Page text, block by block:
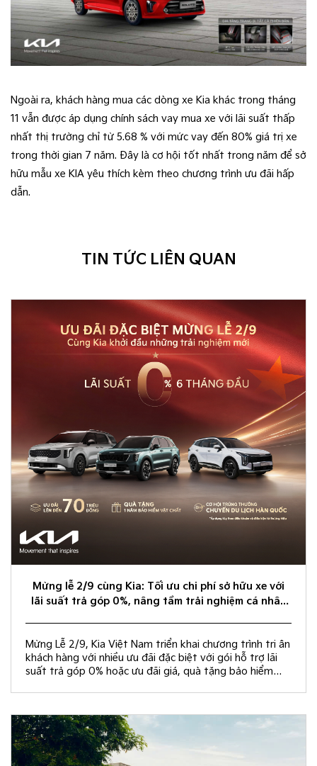
Ngoài ra, khách hàng mua các dòng xe Kia khác trong tháng
11 vẫn được áp dụng chính sách vay mua xe với lãi suất thấp
nhất thị trường chỉ từ 5.68 % với mức vay đến 80% giá trị xe
trong thời gian 7 năm. Đây là cơ hội tốt nhất trong năm để sở
hữu mẫu xe KIA yêu thích kèm theo chương trình ưu đãi hấp
dẫn.
TIN TỨC LIÊN QUAN
Mừng lễ 2/9 cùng Kia: Tối ưu chi phí sở hữu xe với
lãi suất trả góp 0%, nâng tầm trải nghiệm cá nhân
Mừng Lễ 2/9, Kia Việt Nam triển khai chương trình tri ân
khách hàng với nhiều ưu đãi đặc biệt với gói hỗ trợ lãi
suất trả góp 0% hoặc ưu đãi giá, quà tặng bảo hiểm